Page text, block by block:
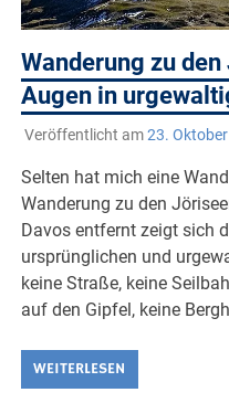
Wanderung zu
Augen in
Veröffentlicht am23.
Selten hat mich eine
Wanderung zu den
Davos entfernt zeigt sich
ursprünglichen und
keine Straße, keine
auf den Gipfel, keine
WEITERLESEN